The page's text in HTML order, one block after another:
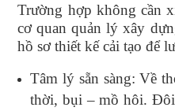
Trường hợp không cần
cơ quan quản lý xây
hồ sơ thiết kế cải tạo để
Tâm lý sẵn sàng: Về
thời, bụi – mồ hôi.